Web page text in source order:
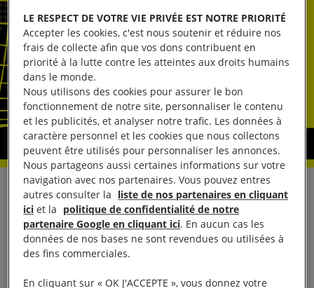
Malgré la mobilisation d’Amnesty International
France et de plusieurs organisations de la société
civile (syndicats et ONG) ainsi que de quelques
élus, le navire saoudien Bahri Yanbu a finalement
LE RESPECT DE VOTRE VIE PRIVÉE EST NOTRE PRIORITÉ
Accepter les cookies, c'est nous soutenir et réduire nos
frais de collecte afin que vos dons contribuent en
priorité à la lutte contre les atteintes aux droits humains
dans le monde.
Nous utilisons des cookies pour assurer le bon
fonctionnement de notre site, personnaliser le contenu
et les publicités, et analyser notre trafic. Les données à
caractère personnel et les cookies que nous collectons
peuvent être utilisés pour personnaliser les annonces.
Nous partageons aussi certaines informations sur votre
navigation avec nos partenaires. Vous pouvez entres
autres consulter la liste de nos partenaires en cliquant
ici et la politique de confidentialité de notre
partenaire Google en cliquant ici. En aucun cas les
données de nos bases ne sont revendues ou utilisées à
des fins commerciales.
En cliquant sur « OK J'ACCEPTE », vous donnez votre